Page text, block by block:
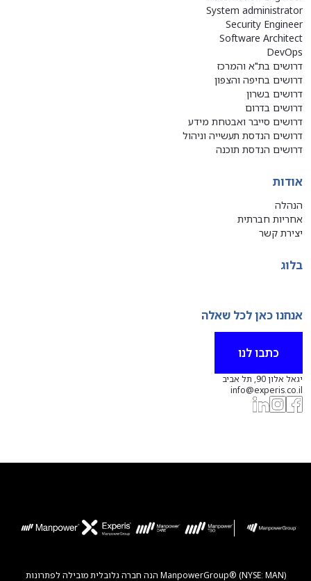
System administrator
Security Engineer
Software Architect
DevOps
דרושים בת"א והמרכז
דרושים בחיפה והצפון
דרושים בשרון
דרושים בדרום
דרושים סייבר ואבטחת מידע
דרושים הנדסת תעשייה וניהול
דרושים הנדסת תוכנה
אודות
הנהלה
אחריות חברתית
יצירת קשר
בלוג
אנחנו כאן לכל שאלה
כתבו לנו
יגאל אלון 90, תל אביב
info@experis.co.il
ManpowerGroup® (NYSE: MAN) הנה חברה גלובלית מובילה לפתרונות